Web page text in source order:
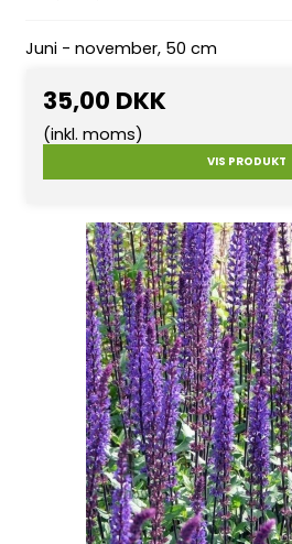
Juni - november, 50 cm
35,00 DKK
(inkl. moms)
VIS PRODUKT